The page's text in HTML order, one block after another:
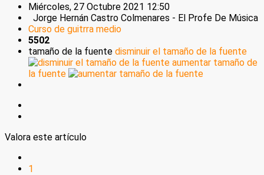
Miércoles, 27 Octubre 2021 12:50
Jorge Hernán Castro Colmenares - El Profe De Música
Curso de guitrra medio
5502
tamaño de la fuente disminuir el tamaño de la fuente
aumentar tamaño de
la fuente
Valora este artículo
1